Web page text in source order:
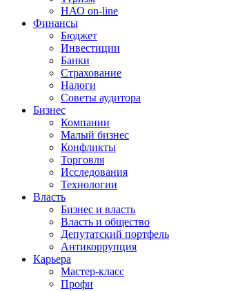
НАО on-line
Финансы
Бюджет
Инвестиции
Банки
Страхование
Налоги
Советы аудитора
Бизнес
Компании
Малый бизнес
Конфликты
Торговля
Исследования
Технологии
Власть
Бизнес и власть
Власть и общество
Депутатский портфель
Антикоррупция
Карьера
Мастер-класс
Профи